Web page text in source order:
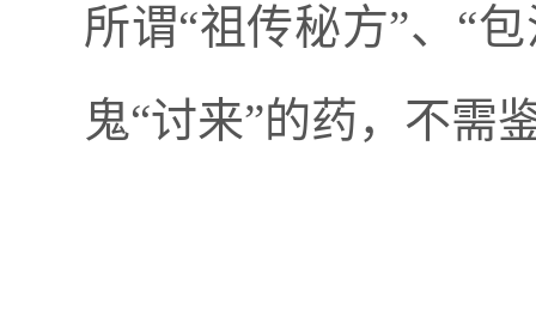
所谓“祖传秘方”、“
鬼“讨来”的药，不需